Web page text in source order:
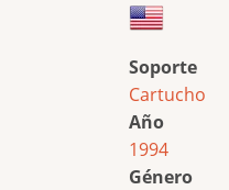
Soporte
Cartucho
Año
1994
Género